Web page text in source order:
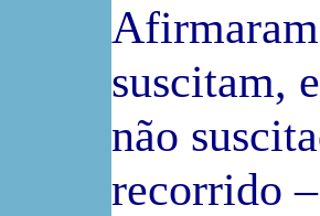
suscitam,
não
recorrido